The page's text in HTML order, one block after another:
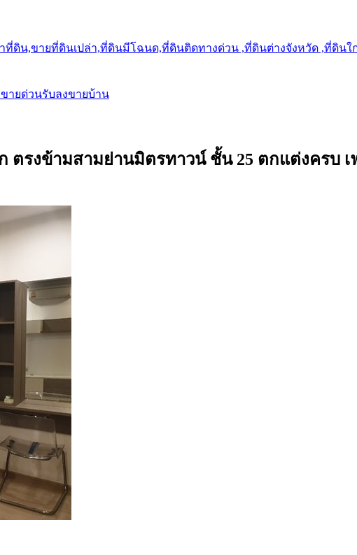
าที่ดิน,ขายที่ดินเปล่า,ที่ดินมีโฉนด,ที่ดินติดทางด่วน ,ที่ดินต่างจังหวัด ,ที่ดินใ
ายด่วนรับลงขายบ้าน
รงข้ามสามย่านมิตรทาวน์ ชั้น 25 ตกแต่งครบ เฟ